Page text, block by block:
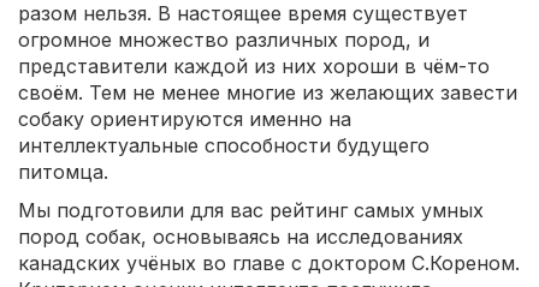
разом нельзя. В настоящее время существует
огромное множество различных пород, и
представители каждой из них хороши в чём-то
своём. Тем не менее многие из желающих завести
собаку ориентируются именно на
интеллектуальные способности будущего
питомца.
Мы подготовили для вас рейтинг самых умных
пород собак, основываясь на исследованиях
канадских учёных во главе с доктором С.Кореном.